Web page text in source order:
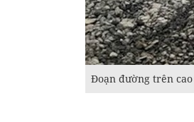
Đoạn đường trên